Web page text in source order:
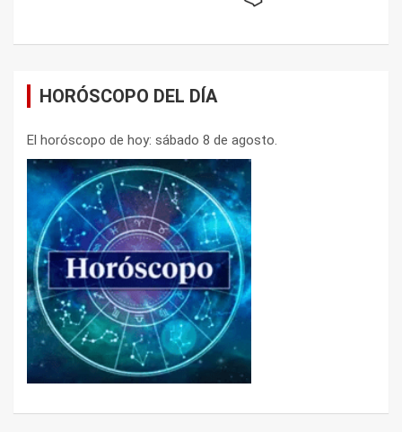
HORÓSCOPO DEL DÍA
El horóscopo de hoy: sábado 8 de agosto.